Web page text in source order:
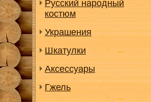
Русский народный
костюм
Украшения
Шкатулки
Аксессуары
Гжель